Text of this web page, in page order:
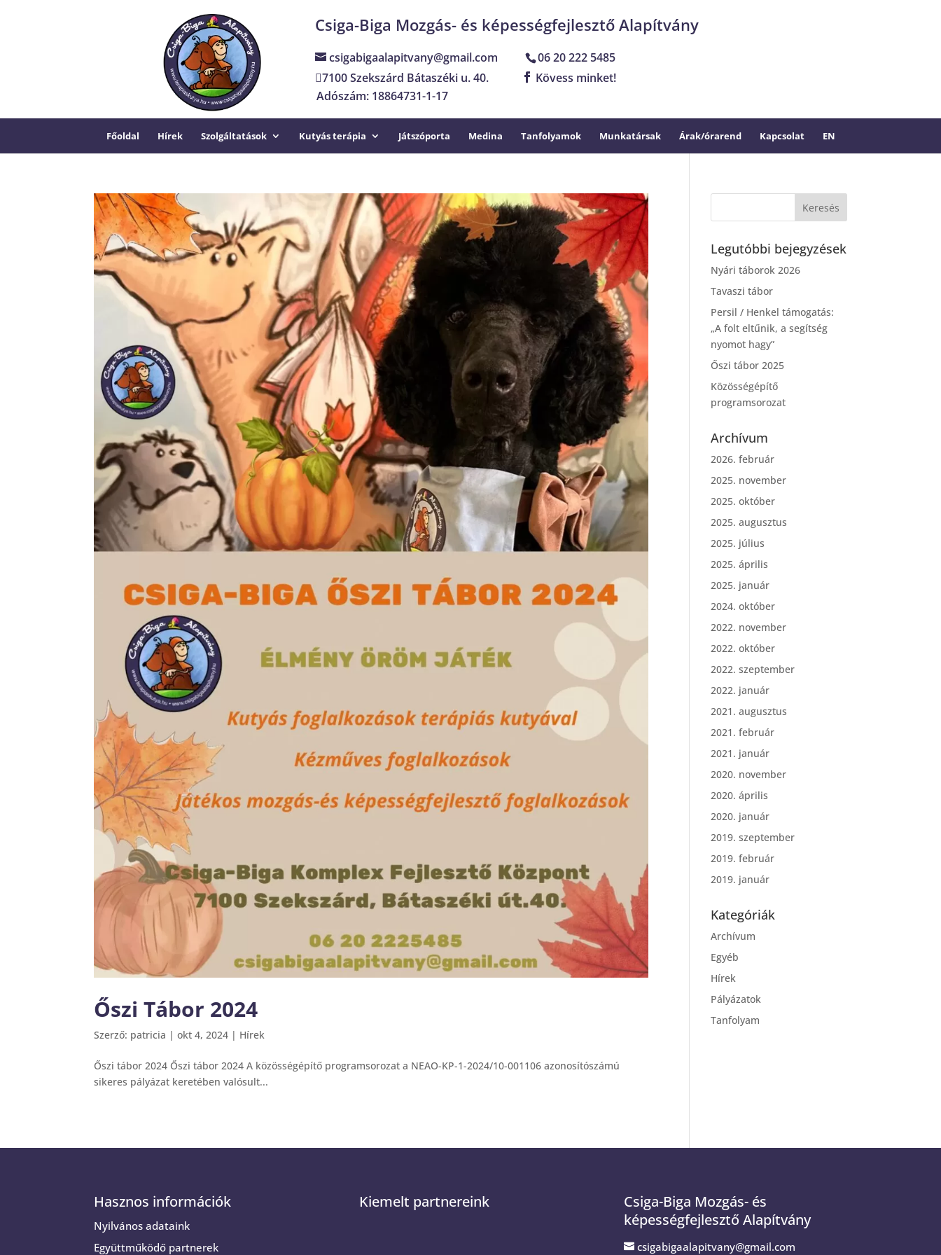
Csiga-Biga Mozgás- és képességfejlesztő Alapítvány
csigabigaalapitvany@gmail.com
06 20 222 5485
7100 Szekszárd Bátaszéki u. 40.
Kövess minket!
Adószám: 18864731-1-17
Főoldal Hírek Szolgáltatások Kutyás terápia Játszóporta Medina Tanfolyamok Munkatársak Árak/órarend Kapcsolat EN
Őszi Tábor 2024
Szerző: patricia |okt 4, 2024 | Hírek
Őszi tábor 2024 Őszi tábor 2024 A közösségépítő programsorozat a NEAO-KP-1-2024/10-001106 azonosítószámú
sikeres pályázat keretében valósult...
Legutóbbi bejegyzések
Nyári táborok 2026
Tavaszi tábor
Persil / Henkel támogatás:
„A folt eltűnik, a segítség
nyomot hagy”
Őszi tábor 2025
Közösségépítő
programsorozat
Archívum
2026. február
2025. november
2025. október
2025. augusztus
2025. július
2025. április
2025. január
2024. október
2022. november
2022. október
2022. szeptember
2022. január
2021. augusztus
2021. február
2021. január
2020. november
2020. április
2020. január
2019. szeptember
2019. február
2019. január
Kategóriák
Archívum
Egyéb
Hírek
Pályázatok
Tanfolyam
Hasznos információk
Nyilvános adataink
Együttműködő partnerek
Kiemelt partnereink
Csiga-Biga Mozgás- és
képességfejlesztő Alapítvány
csigabigaalapitvany@gmail.com